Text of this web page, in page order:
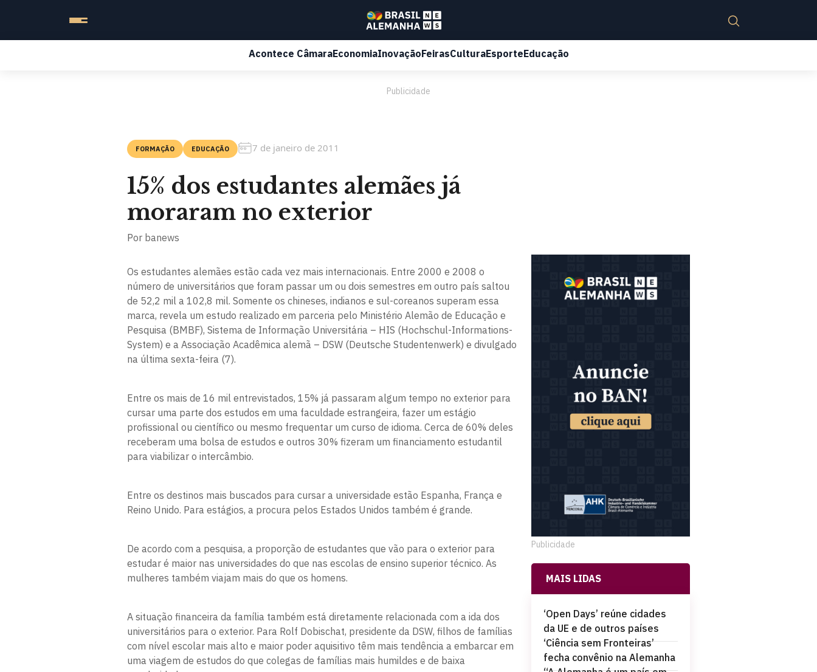
Acontece CâmaraEconomiaInovaçãoFeirasCulturaEsporteEducação
Publicidade
FORMAÇÃO EDUCAÇÃO 7 de janeiro de 2011
15% dos estudantes alemães já
moraram no exterior
Por banews
Os estudantes alemães estão cada vez mais internacionais. Entre 2000 e 2008 o
número de universitários que foram passar um ou dois semestres em outro país saltou
de 52,2 mil a 102,8 mil. Somente os chineses, indianos e sul-coreanos superam essa
marca, revela um estudo realizado em parceria pelo Ministério Alemão de Educação e
Pesquisa (BMBF), Sistema de Informação Universitária – HIS (Hochschul-Informations-
System) e a Associação Acadêmica alemã – DSW (Deutsche Studentenwerk) e divulgado
na última sexta-feira (7).
Entre os mais de 16 mil entrevistados, 15% já passaram algum tempo no exterior para
cursar uma parte dos estudos em uma faculdade estrangeira, fazer um estágio
profissional ou científico ou mesmo frequentar um curso de idioma. Cerca de 60% deles
receberam uma bolsa de estudos e outros 30% fizeram um financiamento estudantil
para viabilizar o intercâmbio.
Entre os destinos mais buscados para cursar a universidade estão Espanha, França e
Reino Unido. Para estágios, a procura pelos Estados Unidos também é grande.
De acordo com a pesquisa, a proporção de estudantes que vão para o exterior para
estudar é maior nas universidades do que nas escolas de ensino superior técnico. As
mulheres também viajam mais do que os homens.
A situação financeira da família também está diretamente relacionada com a ida dos
universitários para o exterior. Para Rolf Dobischat, presidente da DSW, filhos de famílias
com nível escolar mais alto e maior poder aquisitivo têm mais tendência a embarcar em
uma viagem de estudos do que colegas de famílias mais humildes e de baixa
Publicidade
MAIS LIDAS
‘Open Days’ reúne cidades
da UE e de outros países
‘Ciência sem Fronteiras’
fecha convênio na Alemanha